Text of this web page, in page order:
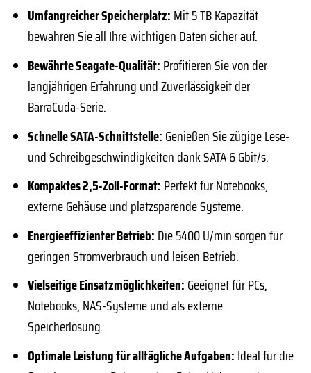
Umfangreicher Speicherplatz: Mit 5 TB Kapazität
bewahren Sie all Ihre wichtigen Daten sicher auf.
Bewährte Seagate-Qualität: Profitieren Sie von der
langjährigen Erfahrung und Zuverlässigkeit der
BarraCuda-Serie.
Schnelle SATA-Schnittstelle: Genießen Sie zügige Lese-
und Schreibgeschwindigkeiten dank SATA 6 Gbit/s.
Kompaktes 2,5-Zoll-Format: Perfekt für Notebooks,
externe Gehäuse und platzsparende Systeme.
Energieeffizienter Betrieb: Die 5400 U/min sorgen für
geringen Stromverbrauch und leisen Betrieb.
Vielseitige Einsatzmöglichkeiten: Geeignet für PCs,
Notebooks, NAS-Systeme und als externe
Speicherlösung.
Optimale Leistung für alltägliche Aufgaben: Ideal für die